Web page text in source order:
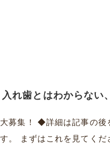
れ歯とはわからない
大募集！ ◆詳細は記事の
。 まずはこれを見てく